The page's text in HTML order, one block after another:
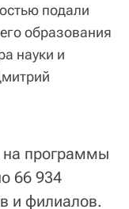
подали
образования
науки и
на программы
66 934
и филиалов.